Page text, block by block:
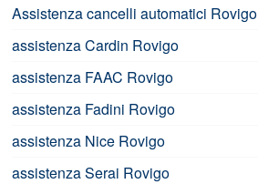
Assistenza cancelli automatici Rovigo
assistenza Cardin Rovigo
assistenza FAAC Rovigo
assistenza Fadini Rovigo
assistenza Nice Rovigo
assistenza Serai Rovigo